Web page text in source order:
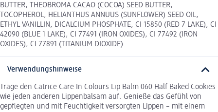
BUTTER, THEOBROMA CACAO (COCOA) SEED BUTTER,
TOCOPHEROL, HELIANTHUS ANNUUS (SUNFLOWER) SEED OIL,
ETHYL VANILLIN, DICALCIUM PHOSPHATE, CI 15850 (RED 7 LAKE), CI
42090 (BLUE 1 LAKE), CI 77491 (IRON OXIDES), CI 77492 (IRON
OXIDES), CI 77891 (TITANIUM DIOXIDE).
Verwendungshinweise
Trage den Catrice Care In Colours Lip Balm 060 Half Baked Cookies
wie jeden anderen Lippenbalsam auf. Genieße das Gefühl von
gepflegten und mit Feuchtigkeit versorgten Lippen – mit einem